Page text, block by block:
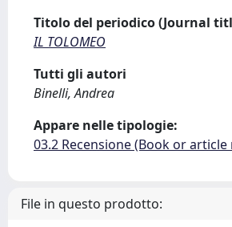
Titolo del periodico (Journal
IL TOLOMEO
Tutti gli autori
Binelli, Andrea
Appare nelle tipologie:
03.2 Recensione (Book or article
File in questo prodotto: